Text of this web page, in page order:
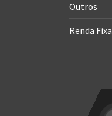
Outros
Renda Fixa